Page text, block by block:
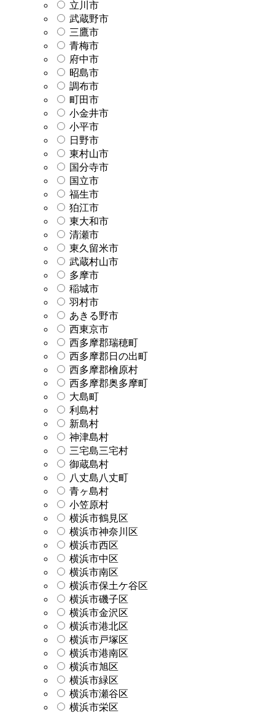
立川市
武蔵野市
三鷹市
青梅市
府中市
昭島市
調布市
町田市
小金井市
小平市
日野市
東村山市
国分寺市
国立市
福生市
狛江市
東大和市
清瀬市
東久留米市
武蔵村山市
多摩市
稲城市
羽村市
あきる野市
西東京市
西多摩郡瑞穂町
西多摩郡日の出町
西多摩郡檜原村
西多摩郡奥多摩町
大島町
利島村
新島村
神津島村
三宅島三宅村
御蔵島村
八丈島八丈町
青ヶ島村
小笠原村
横浜市鶴見区
横浜市神奈川区
横浜市西区
横浜市中区
横浜市南区
横浜市保土ケ谷区
横浜市磯子区
横浜市金沢区
横浜市港北区
横浜市戸塚区
横浜市港南区
横浜市旭区
横浜市緑区
横浜市瀬谷区
横浜市栄区